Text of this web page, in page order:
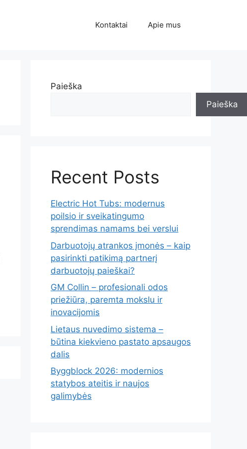
Kontaktai Apie mus
Paieška
Paieška
Recent Posts
Electric Hot Tubs: modernus
poilsio ir sveikatingumo
sprendimas namams bei verslui
Darbuotojų atrankos įmonės – kaip
pasirinkti patikimą partnerį
darbuotojų paieškai?
GM Collin – profesionali odos
priežiūra, paremta mokslu ir
inovacijomis
Lietaus nuvedimo sistema –
būtina kiekvieno pastato apsaugos
dalis
Byggblock 2026: modernios
statybos ateitis ir naujos
galimybės